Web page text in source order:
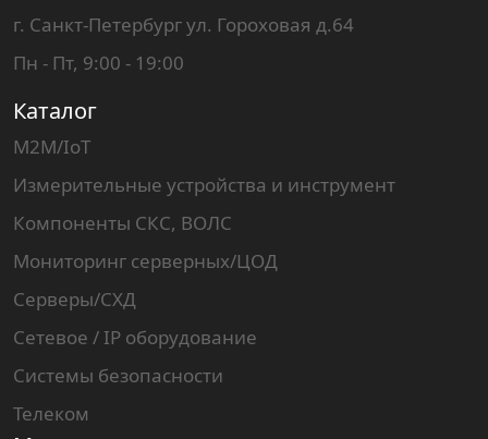
Каталог
M2M/IoT
Измерительные устройства и инструмент
Компоненты СКС, ВОЛС
Мониторинг серверных/ЦОД
Серверы/СХД
Сетевое / IP оборудование
Системы безопасности
Телеком
г. Санкт-Петербург ул. Гороховая д.64
Пн - Пт, 9:00 - 19:00